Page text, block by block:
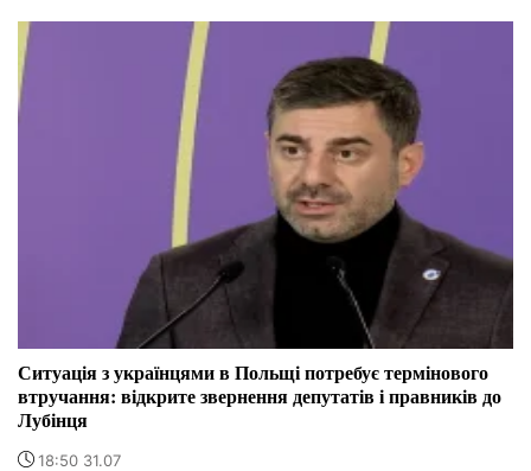
Ситуація з українцями в Польщі потребує термінового
втручання: відкрите звернення депутатів і правників до
Лубінця
18:50 31.07